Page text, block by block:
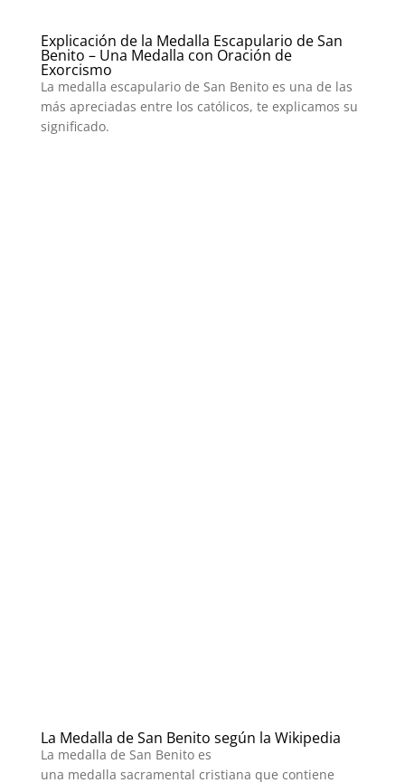
Explicación de la Medalla Escapulario de San
Benito – Una Medalla con Oración de
Exorcismo
La medalla escapulario de San Benito es una de las
más apreciadas entre los católicos, te explicamos su
significado.
La Medalla de San Benito según la Wikipedia
La medalla de San Benito es
una medalla sacramental cristiana que contiene